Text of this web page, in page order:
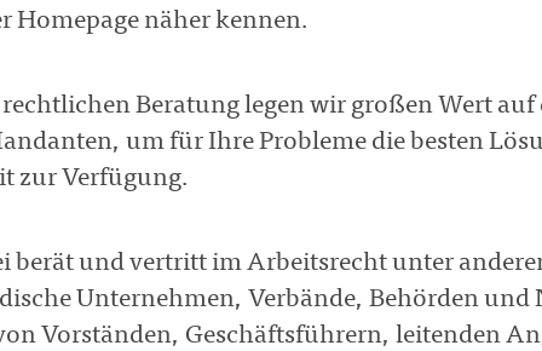
Homepage näher kennen.
rechtlichen Beratung legen wir großen Wert
um für Ihre Probleme die besten
zur Verfügung.
berät und vertritt im Arbeitsrecht unter
Unternehmen, Verbände, Behörden
Vorständen, Geschäftsführern, leitenden